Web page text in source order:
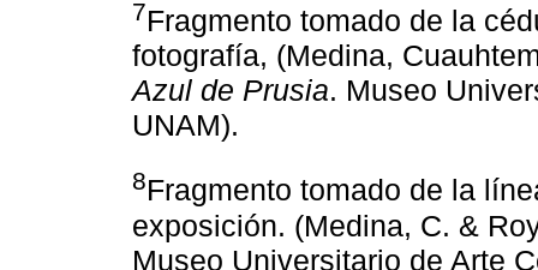
7Fragmento tomado de la
fotografía, (Medina,
Azul de Prusia. Museo
UNAM).
8Fragmento tomado de la
exposición. (Medina, C. &
Museo Universitario de Arte